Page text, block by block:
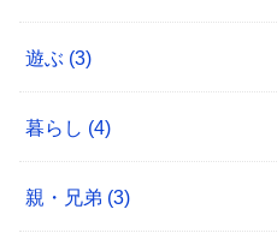
遊ぶ (3)
暮らし (4)
親・兄弟 (3)